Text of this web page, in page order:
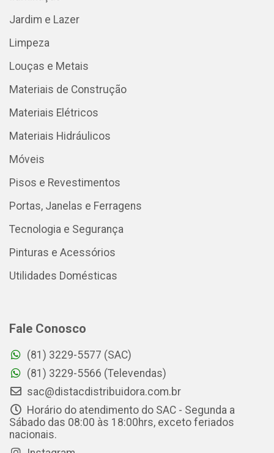
Jardim e Lazer
Limpeza
Louças e Metais
Materiais de Construção
Materiais Elétricos
Materiais Hidráulicos
Móveis
Pisos e Revestimentos
Portas, Janelas e Ferragens
Tecnologia e Segurança
Pinturas e Acessórios
Utilidades Domésticas
Fale Conosco
(81) 3229-5577 (SAC)
(81) 3229-5566 (Televendas)
sac@distacdistribuidora.com.br
Horário do atendimento do SAC - Segunda a
Sábado das 08:00 às 18:00hrs, exceto feriados
nacionais.